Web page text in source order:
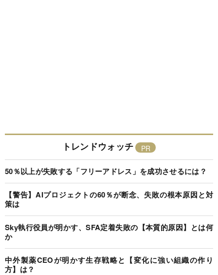
トレンドウォッチ
50％以上が失敗する「フリーアドレス」を成功させるには？
【警告】AIプロジェクトの60％が断念、失敗の根本原因と対
策は
Sky執行役員が明かす、SFA定着失敗の【本質的原因】とは何
か
中外製薬CEOが明かす生存戦略と【変化に強い組織の作り
方】は？